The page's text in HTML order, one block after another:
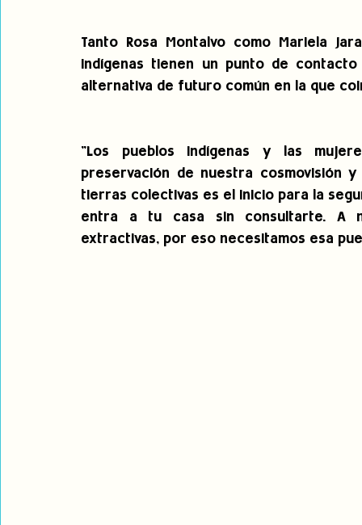
Tanto Rosa Montalvo como Mariela
indígenas tienen un punto de
alternativa de futuro común en la que
"Los pueblos indígenas y las
preservación de nuestra cosmovisión
tierras colectivas es el inicio para la
entra a tu casa sin consultarte. A
extractivas, por eso necesitamos esa